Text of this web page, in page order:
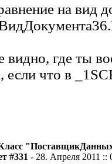
на вид
видно, где ты
если что в
#331 - 28. Апреля 2011 ::